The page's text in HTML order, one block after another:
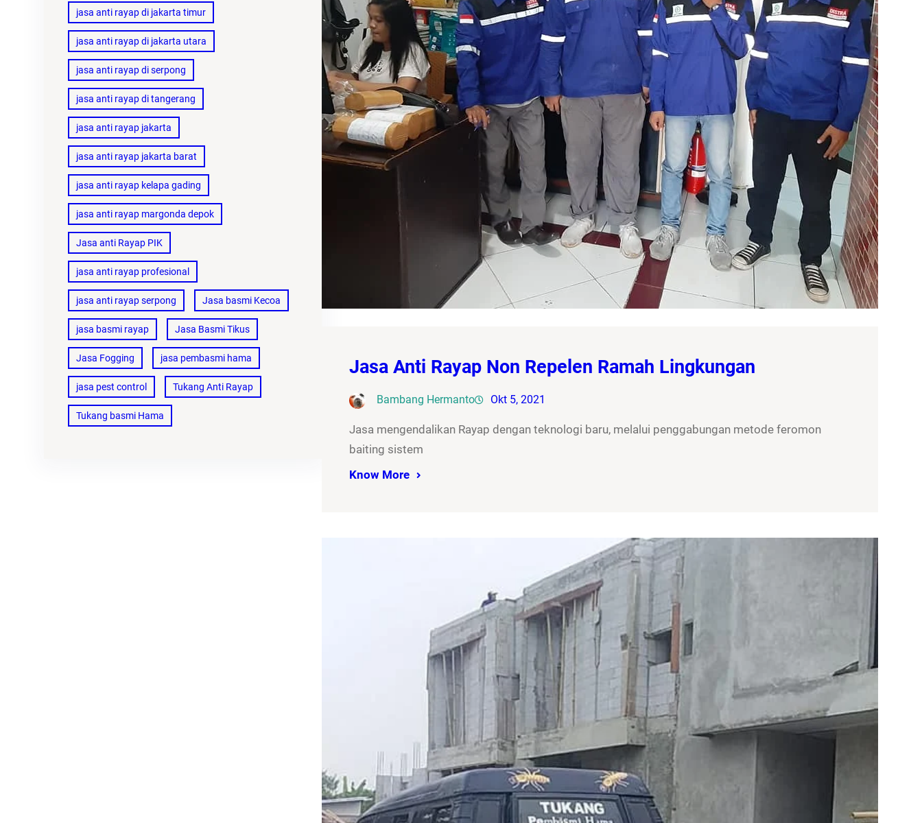
jasa anti rayap di jakarta timur
jasa anti rayap di jakarta utara
jasa anti rayap di serpong
jasa anti rayap di tangerang
jasa anti rayap jakarta
jasa anti rayap jakarta barat
jasa anti rayap kelapa gading
jasa anti rayap margonda depok
Jasa anti Rayap PIK
jasa anti rayap profesional
jasa anti rayap serpong Jasa basmi Kecoa
jasa basmi rayap Jasa Basmi Tikus
Jasa Fogging jasa pembasmi hama
jasa pest control Tukang Anti Rayap
Tukang basmi Hama
Jasa Anti Rayap Non Repelen Ramah Lingkungan
Bambang Hermanto Okt 5, 2021
Jasa mengendalikan Rayap dengan teknologi baru, melalui penggabungan metode feromon
baiting sistem
Know More